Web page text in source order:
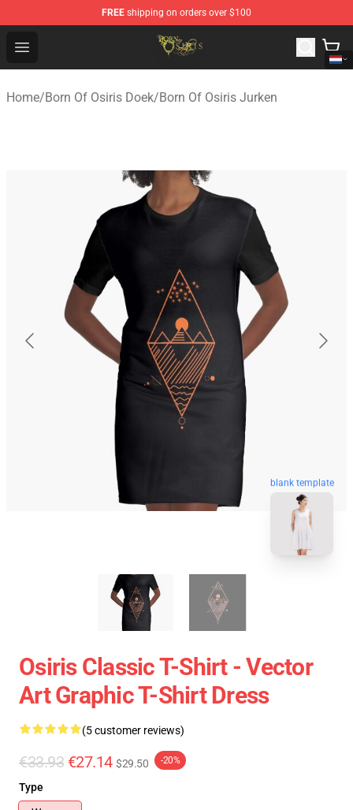
FREE shipping on orders over $100
Open menu
Born Of Osiris Store - Official Born Of Osiris
Home/Born Of Osiris Doek/Born Of Osiris Jurken
blank template
Osiris Classic T-Shirt - Vector
Art Graphic T-Shirt Dress
(5 customer reviews)
€33.93 €27.14 $29.50 -20%
Type